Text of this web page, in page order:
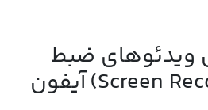
ویدئوهای ضبط